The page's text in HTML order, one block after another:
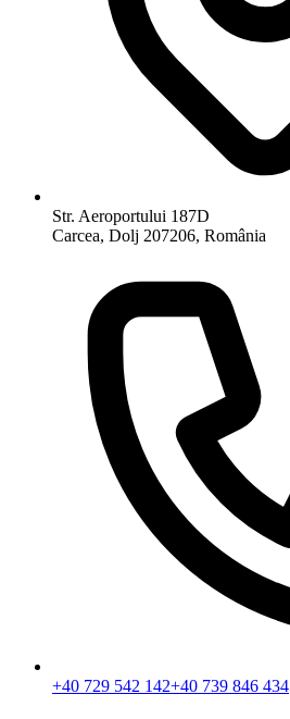
Str. Aeroportului 187D
Carcea, Dolj 207206, România
+40 729 542 142+40 739 846 434